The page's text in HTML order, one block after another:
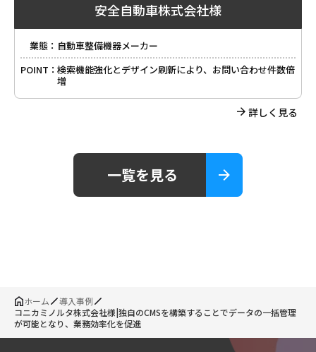
安全自動車株式会社様
業態： 自動車整備機器メーカー
POINT：検索機能強化とデザイン刷新により、お問い合わせ件数倍
増
詳しく見る
一覧を見る
ホーム
導入事例
コニカミノルタ株式会社様|独自のCMSを構築することでデータの一括管理
が可能となり、業務効率化を促進